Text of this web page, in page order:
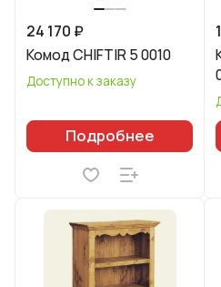
24 170 ₽
Комод CHIFTIR 5 0010
Доступно к заказу
Подробнее